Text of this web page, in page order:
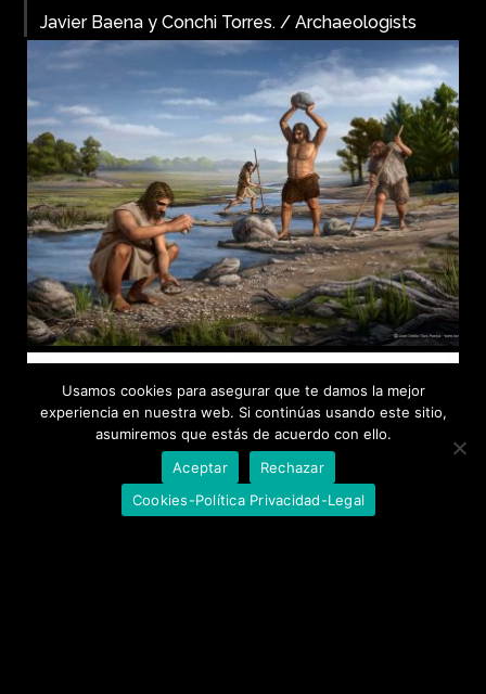
Javier Baena y Conchi Torres. / Archaeologists
Usamos cookies para asegurar que te damos la mejor
experiencia en nuestra web. Si continúas usando este sitio,
asumiremos que estás de acuerdo con ello.
Aceptar
Rechazar
Cookies-Política Privacidad-Legal